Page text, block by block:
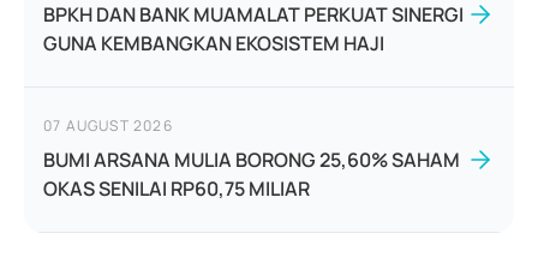
BPKH DAN BANK MUAMALAT PERKUAT SINERGI
GUNA KEMBANGKAN EKOSISTEM HAJI
07 AUGUST 2026
BUMI ARSANA MULIA BORONG 25,60% SAHAM
OKAS SENILAI RP60,75 MILIAR